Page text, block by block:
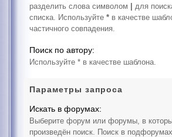
разделить слова символом
для
списка. Используйте * в качестве
частичного совпадения.
Поиск по автору:
Используйте * в качестве шаблона.
Параметры запроса
Искать в форумах:
Выберите форум или форумы, в
произведён поиск. Поиск в